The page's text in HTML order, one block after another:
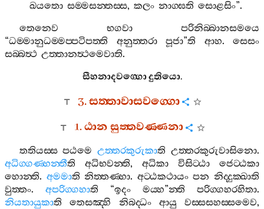
ඛයතො සම‍්මසන‍්තස‍්ස,කලං නාග‍්ඝති සොළසිං”.
තෙනෙව
භගවා
පරිනිබ‍්බානසමයෙ
“ධම‍්මානුධම‍්මප‍්පටිපත‍්ති අනුත‍්තරා පූජා”ති ආහ. සෙසං
සබ‍්බත්‍ථ උත‍්තානත්‍ථමෙවාති.
සීහනාදවග‍්ගොදුතියො.
3.සත‍්තාවාසවග‍්ගො
1.ඨානසුත‍්තවණ‍්ණනා
තතියස‍්ස පඨමෙ උත‍්තරකුරුකාති උත‍්තරකුරුවාසිනො.
අධිග‍්ගණ‍්හන‍්තීති අධිභවන‍්ති, අධිකා විසිට‍්ඨා
ජෙට‍්ඨකා
හොන‍්ති. අමමාති නිත‍්තණ‍්හා. අට‍්ඨකථායං පන නිද‍්දුක‍්ඛාති
වුත‍්තං. අපරිග‍්ගහාති “ඉදං මය‍්හ”න‍්ති පරිග‍්ගහරහිතා.
නියතායුකාති තෙසඤ‍්හි නිබද‍්ධං ආයු වස‍්සසහස‍්සමෙව,